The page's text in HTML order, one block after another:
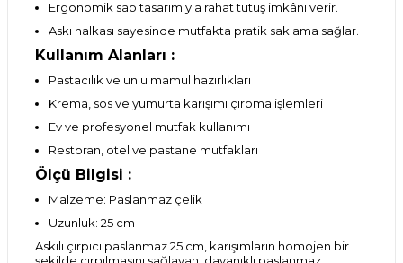
Ergonomik sap tasarımıyla rahat tutuş imkânı verir.
Askı halkası sayesinde mutfakta pratik saklama sağlar.
Kullanım Alanları :
Pastacılık ve unlu mamul hazırlıkları
Krema, sos ve yumurta karışımı çırpma işlemleri
Ev ve profesyonel mutfak kullanımı
Restoran, otel ve pastane mutfakları
Ölçü Bilgisi :
Malzeme: Paslanmaz çelik
Uzunluk: 25 cm
Askılı çırpıcı paslanmaz 25 cm, karışımların homojen bir